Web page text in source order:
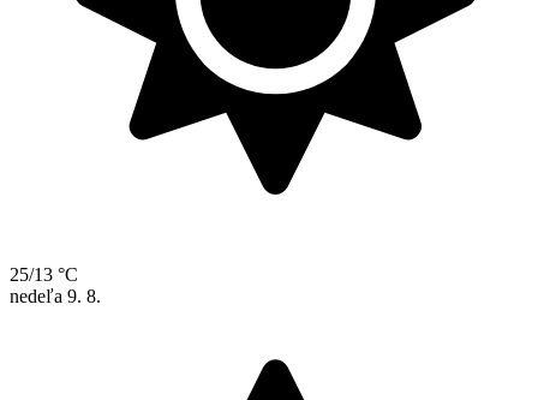
25/13 °C
nedeľa 9. 8.